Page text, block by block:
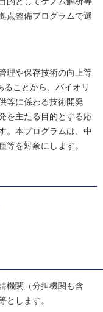
点整備プログラムで選
理や保存技術の向上等
ことから、バイオリ
等に係わる技術開発
を主たる目的とする応
。本プログラムは、中
等を対象にします。
機関（分担機関も含
とします。